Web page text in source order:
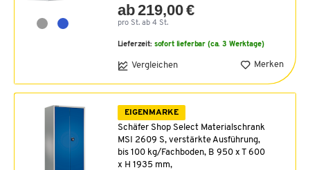
ab 219,00 €
pro St. ab 4 St.
Lieferzeit: sofort lieferbar (ca. 3 Werktage)
Vergleichen Merken
EIGENMARKE
Schäfer Shop Select Materialschrank
MSI 2609 S, verstärkte Ausführung,
bis 100 kg/Fachboden, B 950 x T 600
x H 1935 mm,